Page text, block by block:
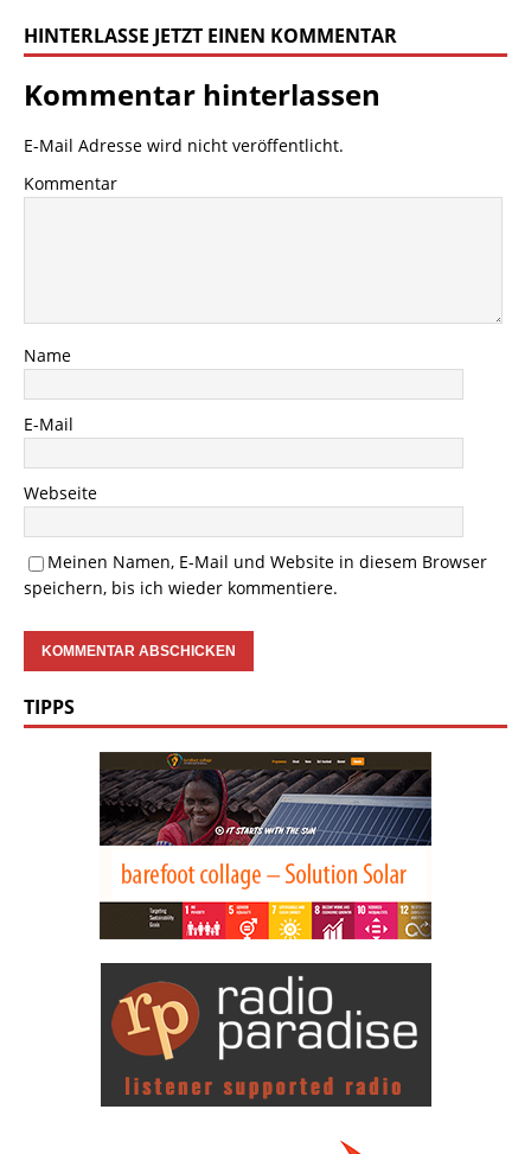
HINTERLASSE JETZT EINEN KOMMENTAR
Kommentar hinterlassen
E-Mail Adresse wird nicht veröffentlicht.
Kommentar
Name
E-Mail
Webseite
Meinen Namen, E-Mail und Website in diesem Browser
speichern, bis ich wieder kommentiere.
TIPPS